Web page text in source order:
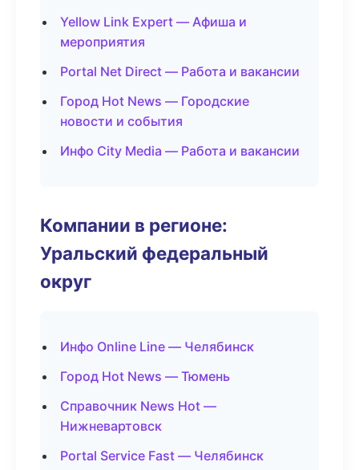
Yellow Link Expert — Афиша и
мероприятия
Portal Net Direct — Работа и вакансии
Город Hot News — Городские
новости и события
Инфо City Media — Работа и вакансии
Компании в регионе:
Уральский федеральный
округ
Инфо Online Line — Челябинск
Город Hot News — Тюмень
Справочник News Hot —
Нижневартовск
Portal Service Fast — Челябинск